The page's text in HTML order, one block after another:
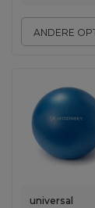
ANDERE
universal